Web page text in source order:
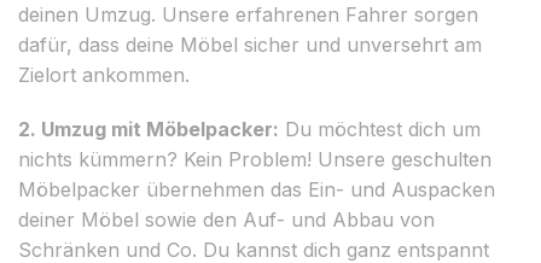
deinen Umzug. Unsere erfahrenen Fahrer sorgen
dafür, dass deine Möbel sicher und unversehrt am
Zielort ankommen.
2. Umzug mit Möbelpacker: Du möchtest dich um
nichts kümmern? Kein Problem! Unsere geschulten
Möbelpacker übernehmen das Ein- und Auspacken
deiner Möbel sowie den Auf- und Abbau von
Schränken und Co. Du kannst dich ganz entspannt